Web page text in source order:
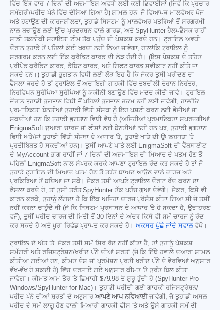
ਵਿੱਚ ਇੱਕ ਵਾਰ 7-ਦਿਨਾਂ ਦੀ ਅਜ਼ਮਾਇਸ਼ ਅਵਧੀ ਲਈ ਕਈ ਡਿਵਾਈਸਾਂ (ਜਿਵੇਂ ਕਿ ਪ੍ਰਚਾਰ
ਸਮੱਗਰੀ/ਖਰੀਦ ਪੰਨੇ ਵਿੱਚ ਦੱਸਿਆ ਗਿਆ ਹੈ) ਸ਼ਾਮਲ ਹਨ, ਜੋ ਵਿਆਪਕ ਮਾਲਵੇਅਰ ਖੋਜ
ਅਤੇ ਹਟਾਉਣ ਦੀ ਕਾਰਜਸ਼ੀਲਤਾ, ਤੁਹਾਡੇ ਸਿਸਟਮ ਨੂੰ ਮਾਲਵੇਅਰ ਖਤਰਿਆਂ ਤੋਂ ਸਰਗਰਮੀ
ਨਾਲ ਬਚਾਉਣ ਲਈ ਉੱਚ-ਪ੍ਰਦਰਸ਼ਨ ਵਾਲੇ ਗਾਰਡ, ਅਤੇ SpyHunter ਹੈਲਪਡੈਸਕ ਰਾਹੀਂ
ਸਾਡੀ ਤਕਨੀਕੀ ਸਹਾਇਤਾ ਟੀਮ ਤੱਕ ਪਹੁੰਚ ਦੀ ਪੇਸ਼ਕਸ਼ ਕਰਦੇ ਹਨ। ਟ੍ਰਾਇਲ ਅਵਧੀ
ਦੌਰਾਨ ਤੁਹਾਡੇ ਤੋਂ ਪਹਿਲਾਂ ਕੋਈ ਖਰਚਾ ਨਹੀਂ ਲਿਆ ਜਾਵੇਗਾ, ਹਾਲਾਂਕਿ ਟ੍ਰਾਇਲ ਨੂੰ
ਸਰਗਰਮ ਕਰਨ ਲਈ ਇੱਕ ਕ੍ਰੈਡਿਟ ਕਾਰਡ ਦੀ ਲੋੜ ਹੁੰਦੀ ਹੈ। (ਇਸ ਪੇਸ਼ਕਸ਼ ਦੇ ਤਹਿਤ
ਪ੍ਰੀਪੇਡ ਕ੍ਰੈਡਿਟ ਕਾਰਡ, ਡੈਬਿਟ ਕਾਰਡ, ਅਤੇ ਗਿਫਟ ਕਾਰਡ ਸਵੀਕਾਰ ਨਹੀਂ ਕੀਤੇ ਜਾ
ਸਕਦੇ ਹਨ।) ਤੁਹਾਡੀ ਭੁਗਤਾਨ ਵਿਧੀ ਲਈ ਲੋੜ ਇਹ ਹੈ ਕਿ ਜੇਕਰ ਤੁਸੀਂ ਖਰੀਦਣ ਦਾ
ਫੈਸਲਾ ਕਰਦੇ ਹੋ ਤਾਂ ਟ੍ਰਾਇਲ ਤੋਂ ਅਦਾਇਗੀ ਗਾਹਕੀ ਵਿੱਚ ਤਬਦੀਲੀ ਦੌਰਾਨ ਨਿਰੰਤਰ,
ਨਿਰਵਿਘਨ ਸੁਰੱਖਿਆ ਸੁਰੱਖਿਆ ਨੂੰ ਯਕੀਨੀ ਬਣਾਉਣ ਵਿੱਚ ਮਦਦ ਕੀਤੀ ਜਾਵੇ। ਟ੍ਰਾਇਲ
ਦੌਰਾਨ ਤੁਹਾਡੀ ਭੁਗਤਾਨ ਵਿਧੀ ਤੋਂ ਪਹਿਲਾਂ ਭੁਗਤਾਨ ਰਕਮ ਨਹੀਂ ਲਈ ਜਾਵੇਗੀ, ਹਾਲਾਂਕਿ
ਪ੍ਰਮਾਣਿਕਤਾ ਬੇਨਤੀਆਂ ਤੁਹਾਡੀ ਵਿੱਤੀ ਸੰਸਥਾ ਨੂੰ ਇਹ ਪੁਸ਼ਟੀ ਕਰਨ ਲਈ ਭੇਜੀਆਂ ਜਾ
ਸਕਦੀਆਂ ਹਨ ਕਿ ਤੁਹਾਡੀ ਭੁਗਤਾਨ ਵਿਧੀ ਵੈਧ ਹੈ (ਅਜਿਹੀਆਂ ਪ੍ਰਮਾਣਿਕਤਾ ਸਪੁਰਦਗੀਆਂ
EnigmaSoft ਦੁਆਰਾ ਚਾਰਜ ਜਾਂ ਫੀਸਾਂ ਲਈ ਬੇਨਤੀਆਂ ਨਹੀਂ ਹਨ ਪਰ, ਤੁਹਾਡੀ ਭੁਗਤਾਨ
ਵਿਧੀ ਅਤੇ/ਜਾਂ ਤੁਹਾਡੀ ਵਿੱਤੀ ਸੰਸਥਾ ਦੇ ਆਧਾਰ 'ਤੇ, ਤੁਹਾਡੇ ਖਾਤੇ ਦੀ ਉਪਲਬਧਤਾ 'ਤੇ
ਪ੍ਰਤੀਬਿੰਬਤ ਹੋ ਸਕਦੀਆਂ ਹਨ)। ਤੁਸੀਂ ਆਪਣੇ ਖਾਤੇ ਲਈ EnigmaSoft ਦੀ ਵੈੱਬਸਾਈਟ
ਦੇ MyAccount ਭਾਗ ਰਾਹੀਂ ਜਾਂ 7-ਦਿਨਾਂ ਦੀ ਅਜ਼ਮਾਇਸ਼ ਦੀ ਮਿਆਦ ਦੇ ਖਤਮ ਹੋਣ ਤੋਂ
ਪਹਿਲਾਂ EnigmaSoft ਨਾਲ ਸੰਪਰਕ ਕਰਕੇ ਆਪਣਾ ਟ੍ਰਾਇਲ ਰੱਦ ਕਰ ਸਕਦੇ ਹੋ ਤਾਂ ਜੋ
ਤੁਹਾਡੇ ਟ੍ਰਾਇਲ ਦੀ ਮਿਆਦ ਖਤਮ ਹੋਣ ਤੋਂ ਤੁਰੰਤ ਬਾਅਦ ਆਉਣ ਵਾਲੇ ਚਾਰਜ ਅਤੇ
ਪ੍ਰਕਿਰਿਆ ਤੋਂ ਬਚਿਆ ਜਾ ਸਕੇ। ਜੇਕਰ ਤੁਸੀਂ ਆਪਣੇ ਟ੍ਰਾਇਲ ਦੌਰਾਨ ਰੱਦ ਕਰਨ ਦਾ
ਫੈਸਲਾ ਕਰਦੇ ਹੋ, ਤਾਂ ਤੁਸੀਂ ਤੁਰੰਤ SpyHunter ਤੱਕ ਪਹੁੰਚ ਗੁਆ ਦੇਵੋਗੇ। ਜੇਕਰ, ਕਿਸੇ ਵੀ
ਕਾਰਨ ਕਰਕੇ, ਤੁਹਾਨੂੰ ਲੱਗਦਾ ਹੈ ਕਿ ਇੱਕ ਅਜਿਹਾ ਚਾਰਜ ਪ੍ਰੋਸੈਸ ਕੀਤਾ ਗਿਆ ਸੀ ਜੋ ਤੁਸੀਂ
ਨਹੀਂ ਕਰਨਾ ਚਾਹੁੰਦੇ ਸੀ (ਜੋ ਕਿ ਸਿਸਟਮ ਪ੍ਰਸ਼ਾਸਨ ਦੇ ਆਧਾਰ 'ਤੇ ਹੋ ਸਕਦਾ ਹੈ, ਉਦਾਹਰਣ
ਵਜੋਂ), ਤੁਸੀਂ ਖਰੀਦ ਚਾਰਜ ਦੀ ਮਿਤੀ ਤੋਂ 30 ਦਿਨਾਂ ਦੇ ਅੰਦਰ ਕਿਸੇ ਵੀ ਸਮੇਂ ਚਾਰਜ ਨੂੰ ਰੱਦ
ਕਰ ਸਕਦੇ ਹੋ ਅਤੇ ਪੂਰਾ ਰਿਫੰਡ ਪ੍ਰਾਪਤ ਕਰ ਸਕਦੇ ਹੋ। ਅਕਸਰ ਪੁੱਛੇ ਜਾਂਦੇ ਸਵਾਲ ਵੇਖੋ।
ਟ੍ਰਾਇਲ ਦੇ ਅੰਤ 'ਤੇ, ਜੇਕਰ ਤੁਸੀਂ ਸਮੇਂ ਸਿਰ ਰੱਦ ਨਹੀਂ ਕੀਤਾ ਹੈ, ਤਾਂ ਤੁਹਾਨੂੰ ਪੇਸ਼ਕਸ਼
ਸਮੱਗਰੀ ਅਤੇ ਰਜਿਸਟ੍ਰੇਸ਼ਨ/ਖਰੀਦ ਪੰਨੇ ਦੀਆਂ ਸ਼ਰਤਾਂ (ਜੋ ਕਿ ਇੱਥੇ ਹਵਾਲੇ ਦੁਆਰਾ ਸ਼ਾਮਲ
ਕੀਤੀਆਂ ਗਈਆਂ ਹਨ; ਕੀਮਤ ਦੇਸ਼ ਜਾਂ ਪ੍ਰਮੋਸ਼ਨ ਪ੍ਰਤੀ ਖਰੀਦ ਪੰਨੇ ਦੇ ਵੇਰਵਿਆਂ ਅਨੁਸਾਰ
ਵੱਖ-ਵੱਖ ਹੋ ਸਕਦੀ ਹੈ) ਵਿੱਚ ਦਰਸਾਏ ਗਏ ਅਨੁਸਾਰ ਕੀਮਤ 'ਤੇ ਤੁਰੰਤ ਬਿਲ ਕੀਤਾ
ਜਾਵੇਗਾ। ਕੀਮਤ ਆਮ ਤੌਰ 'ਤੇ ਛਿਮਾਹੀ $79.98 ਤੋਂ ਸ਼ੁਰੂ ਹੁੰਦੀ ਹੈ (SpyHunter Pro
Windows/SpyHunter for Mac)। ਤੁਹਾਡੀ ਖਰੀਦੀ ਗਈ ਗਾਹਕੀ ਰਜਿਸਟ੍ਰੇਸ਼ਨ/
ਖਰੀਦ ਪੰਨੇ ਦੀਆਂ ਸ਼ਰਤਾਂ ਦੇ ਅਨੁਸਾਰ ਆਪਣੇ ਆਪ ਨਵਿਆਈਜਾਵੇਗੀ, ਜੋ ਤੁਹਾਡੀ ਅਸਲ
ਖਰੀਦ ਦੇ ਸਮੇਂ ਲਾਗੂ ਹੋਣ ਵਾਲੀ ਮਿਆਰੀ ਗਾਹਕੀ ਫੀਸ 'ਤੇ ਅਤੇ ਉਸੇ ਗਾਹਕੀ ਸਮੇਂ ਦੀ